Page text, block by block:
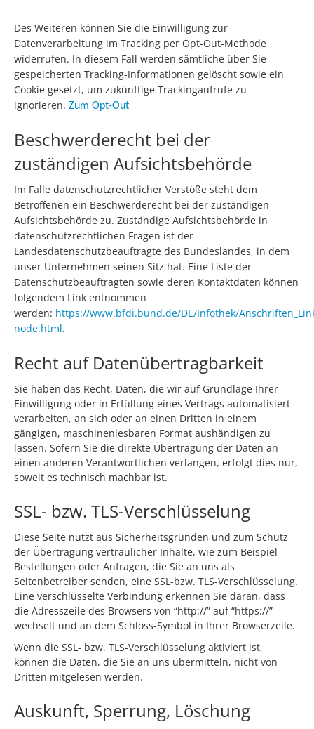
Des Weiteren können Sie die Einwilligung zur
Datenverarbeitung im Tracking per Opt-Out-Methode
widerrufen. In diesem Fall werden sämtliche über Sie
gespeicherten Tracking-Informationen gelöscht sowie ein
Cookie gesetzt, um zukünftige Trackingaufrufe zu
ignorieren. Zum Opt-Out
Beschwerderecht bei der
zuständigen Aufsichtsbehörde
Im Falle datenschutzrechtlicher Verstöße steht dem
Betroffenen ein Beschwerderecht bei der zuständigen
Aufsichtsbehörde zu. Zuständige Aufsichtsbehörde in
datenschutzrechtlichen Fragen ist der
Landesdatenschutzbeauftragte des Bundeslandes, in dem
unser Unternehmen seinen Sitz hat. Eine Liste der
Datenschutzbeauftragten sowie deren Kontaktdaten können
folgendem Link entnommen
werden: https://www.bfdi.bund.de/DE/Infothek/
node.html.
Recht auf Datenübertragbarkeit
Sie haben das Recht, Daten, die wir auf Grundlage Ihrer
Einwilligung oder in Erfüllung eines Vertrags automatisiert
verarbeiten, an sich oder an einen Dritten in einem
gängigen, maschinenlesbaren Format aushändigen zu
lassen. Sofern Sie die direkte Übertragung der Daten an
einen anderen Verantwortlichen verlangen, erfolgt dies nur,
soweit es technisch machbar ist.
SSL- bzw. TLS-Verschlüsselung
Diese Seite nutzt aus Sicherheitsgründen und zum Schutz
der Übertragung vertraulicher Inhalte, wie zum Beispiel
Bestellungen oder Anfragen, die Sie an uns als
Seitenbetreiber senden, eine SSL-bzw. TLS-Verschlüsselung.
Eine verschlüsselte Verbindung erkennen Sie daran, dass
die Adresszeile des Browsers von “http://” auf “https://”
wechselt und an dem Schloss-Symbol in Ihrer Browserzeile.
Wenn die SSL- bzw. TLS-Verschlüsselung aktiviert ist,
können die Daten, die Sie an uns übermitteln, nicht von
Dritten mitgelesen werden.
Auskunft, Sperrung, Löschung